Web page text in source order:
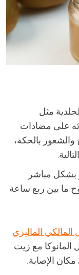
مثل
على مضادات
والشعور بالحكة،
بشكل مباشر
ما بين ربع ساعة
الماليزي
مع زيت
الإصابة.